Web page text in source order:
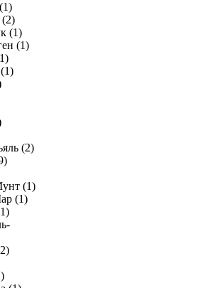
(1)
(1)
(2)
(1)
(1)